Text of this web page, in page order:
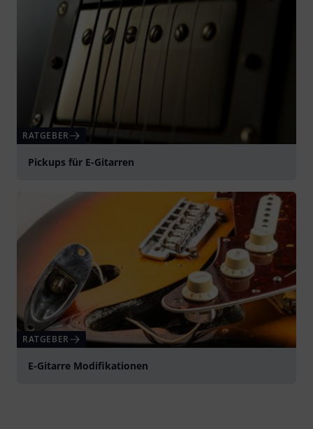
RATGEBER
Pickups für E-Gitarren
RATGEBER
E-Gitarre Modifikationen